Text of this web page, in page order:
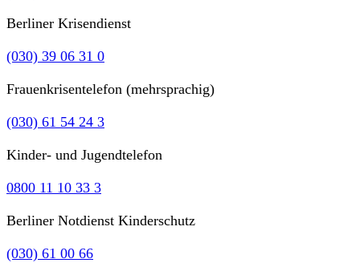
Berliner Krisendienst
(030) 39 06 31 0
Frauenkrisentelefon (mehrsprachig)
(030) 61 54 24 3
Kinder- und Jugendtelefon
0800 11 10 33 3
Berliner Notdienst Kinderschutz
(030) 61 00 66